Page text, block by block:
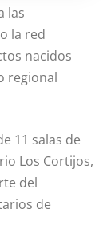
las
la red
nacidos
regional
11 salas de
Los Cortijos,
del
de